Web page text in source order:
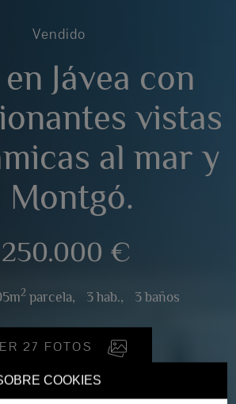
COOKIES
Vendido
Jávea con
vistas
al mar y
Montgó.
€
2 parcela, 3 hab., 3 baños
27 FOTOS